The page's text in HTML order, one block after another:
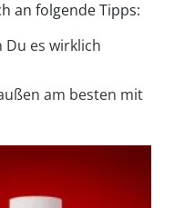
an folgende Tipps:
es wirklich
am besten mit